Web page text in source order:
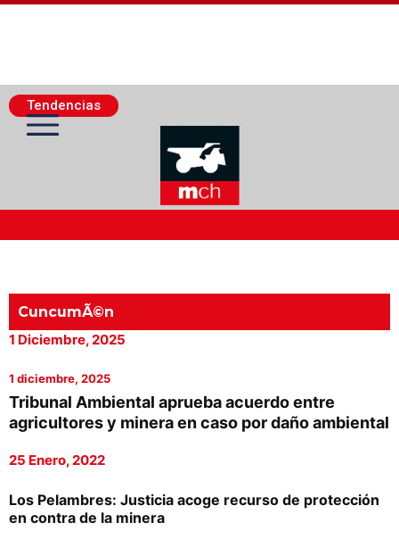
Tendencias
Actualidad Minera
Minería Superficie
Proveedores
Canal Digital
Columnas de Opinión
Designaciones
CuncumÃ©n
1 Diciembre, 2025
1 diciembre, 2025
Tribunal Ambiental aprueba acuerdo entre
agricultores y minera en caso por daño ambiental
25 Enero, 2022
Los Pelambres: Justicia acoge recurso de protección
en contra de la minera